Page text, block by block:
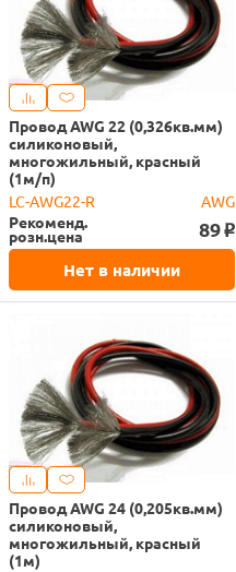
Провод AWG 22 (0,326кв.мм)
силиконовый,
многожильный, красный
(1м/п)
LC-AWG22-R
AWG
Рекоменд.
розн.цена 89 o
Нет в наличии
Провод AWG 24 (0,205кв.мм)
силиконовый,
многожильный, красный
(1м)